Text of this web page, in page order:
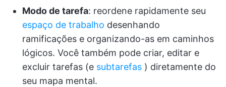
Modo de tarefa: reordene rapidamente seu
espaço de trabalho desenhando
ramificações e organizando-as em caminhos
lógicos. Você também pode criar, editar e
excluir tarefas (e subtarefas ) diretamente do
seu mapa mental.